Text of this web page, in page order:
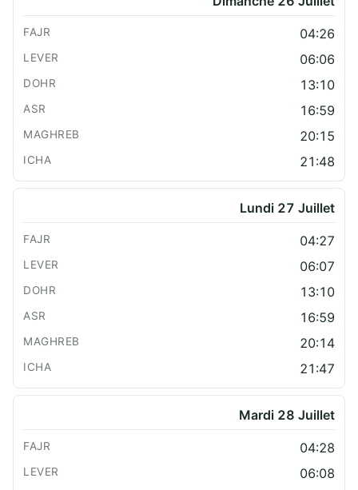
04:26
06:06
13:10
16:59
20:15
21:48
Lundi 27 Juillet
04:27
06:07
13:10
16:59
20:14
21:47
Mardi 28 Juillet
04:28
06:08